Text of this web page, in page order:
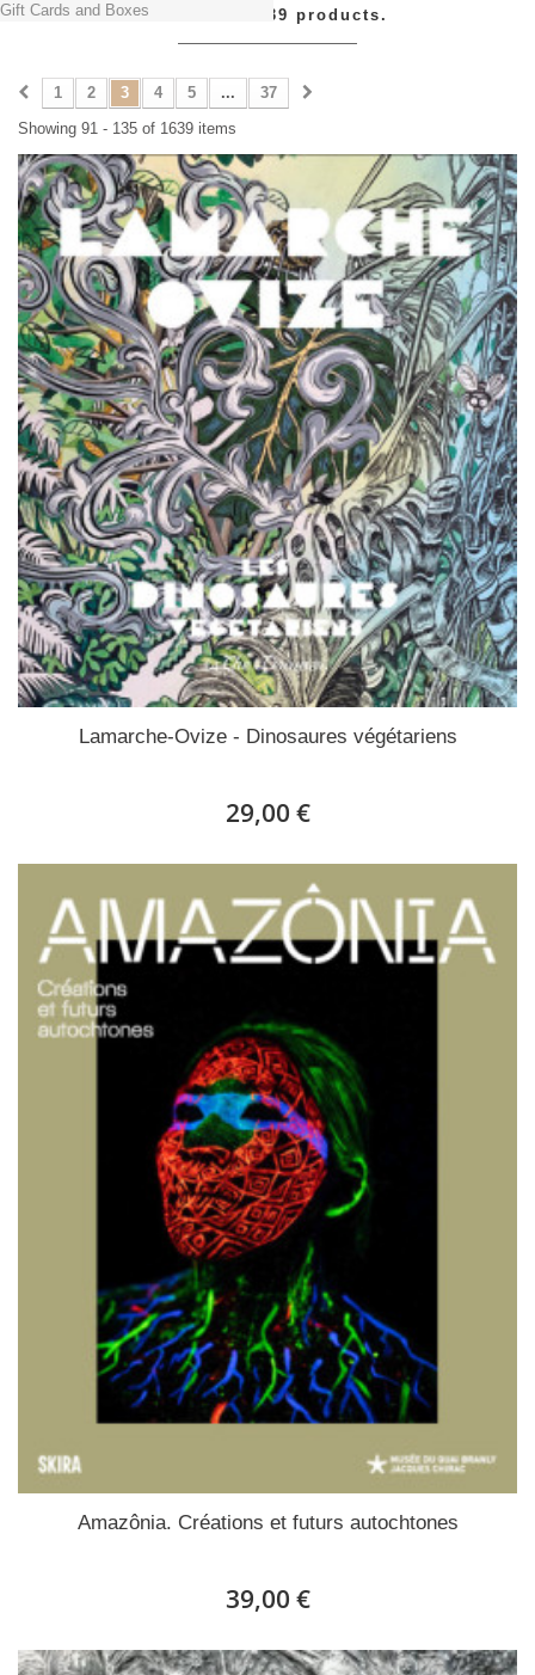
Gift Cards and BoxesThere are 1639 products.
1 2 3 4 5 ...
37
Showing 91 - 135 of 1639 items
Lamarche-Ovize - Dinosaures végétariens
29,00 €
Amazônia. Créations et futurs autochtones
39,00 €